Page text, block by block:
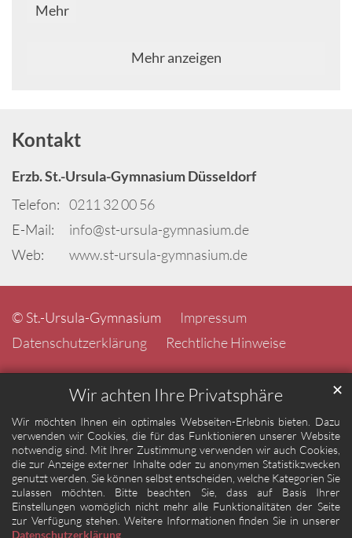
Wir achten Ihre Privatsphäre
Wir möchten Ihnen ein optimales Webseiten-Erlebnis bieten. Dazu
verwenden wir Cookies, die für das Funktionieren unserer Website
notwendig sind. Mit Ihrer Zustimmung verwenden wir auch Cookies,
die zur Anzeige externer Inhalte oder zu anonymen Statistikzwecken
genutzt werden. Sie können selbst entscheiden, welche Kategorien Sie
zulassen möchten. Bitte beachten Sie, dass auf Basis Ihrer
Einstellungen womöglich nicht mehr alle Funktionalitäten der Seite
zur Verfügung stehen. Weitere Informationen finden Sie in unserer
Datenschutzerklärung
✕
Mehr
Mehr anzeigen
Kontakt
Erzb. St.-Ursula-Gymnasium Düsseldorf
Telefon: 0211 32 00 56
E-Mail:
info@st-ursula-gymnasium.de
Web:
www.st-ursula-gymnasium.de
© St.-Ursula-Gymnasium
Impressum
Datenschutzerklärung
Rechtliche Hinweise